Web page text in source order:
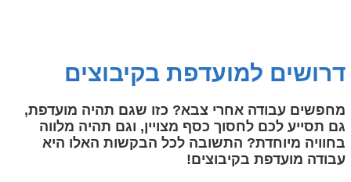
דרושים למועדפת בקיבוצים
מחפשים עבודה אחרי צבא? כזו שגם תהיה מועדפת,
גם תסייע לכם לחסוך כסף מצויין, וגם תהיה מלווה
בחוויה מיוחדת? התשובה לכל הבקשות האלו היא
עבודה מועדפת בקיבוצים!